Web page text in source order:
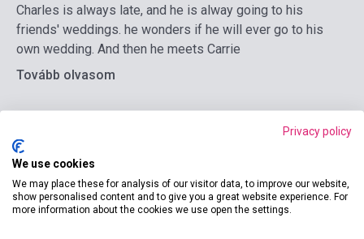
Charles is always late, and he is alway going to his
friends' weddings. he wonders if he will ever go to his
own wedding. And then he meets Carrie
Tovább olvasom
Privacy policy
We use cookies
We may place these for analysis of our visitor data, to improve our website,
show personalised content and to give you a great website experience. For
more information about the cookies we use open the settings.